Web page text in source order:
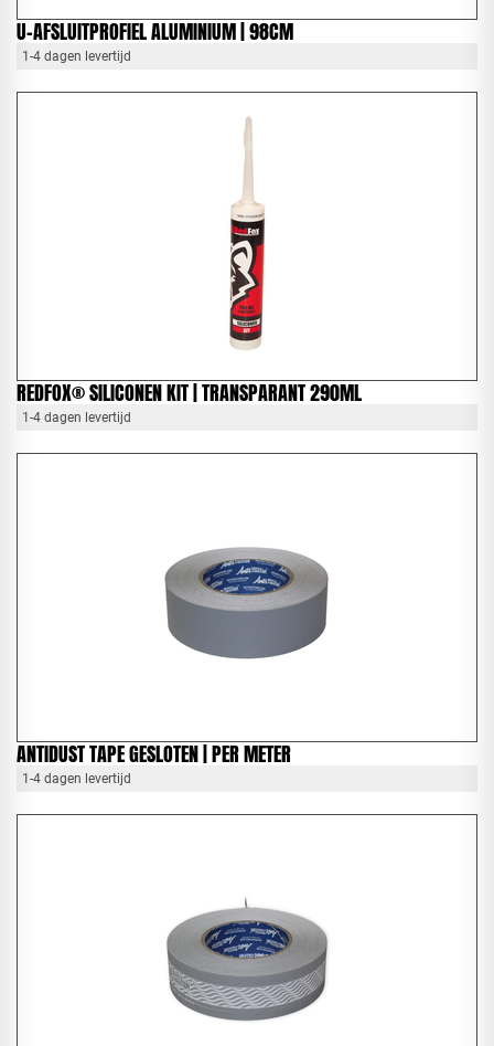
U-AFSLUITPROFIEL ALUMINIUM | 98CM
1-4 dagen levertijd
REDFOX® SILICONEN KIT | TRANSPARANT 290ML
1-4 dagen levertijd
ANTIDUST TAPE GESLOTEN | PER METER
1-4 dagen levertijd